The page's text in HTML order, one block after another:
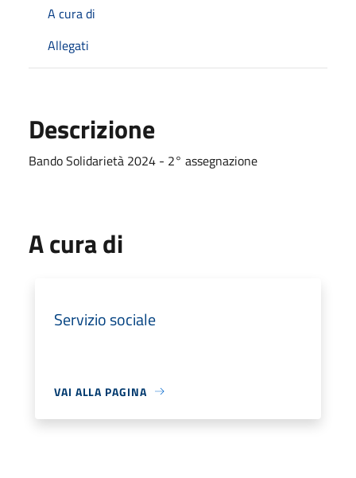
A cura di
Allegati
Descrizione
Bando Solidarietà 2024 - 2° assegnazione
A cura di
Servizio sociale
VAI ALLA PAGINA